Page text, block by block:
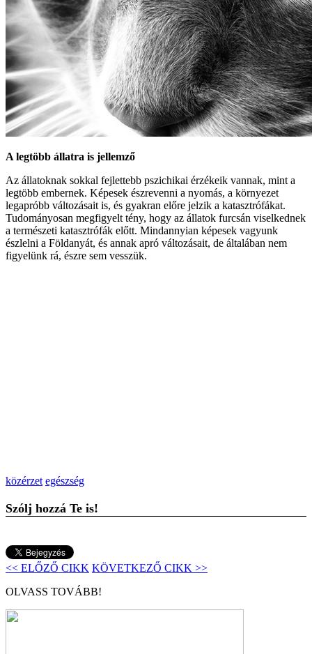
A legtöbb állatra is jellemző
Az állatoknak sokkal fejlettebb pszichikai érzékeik vannak, mint a
legtöbb embernek. Képesek észrevenni a nyomás, a környezet
legapróbb változásait is, és gyakran előre jelzik a katasztrófákat.
Tudományosan megfigyelt tény, hogy az állatok furcsán viselkednek
a természeti katasztrófák előtt. Mindannyian képesek vagyunk
észlelni a Földanyát, és annak apró változásait, de általában nem
figyelünk rá, észre sem vesszük.
közérzet egészség
Szólj hozzá Te is!
<< ELŐZŐ CIKK KÖVETKEZŐ CIKK >>
OLVASS TOVÁBB!